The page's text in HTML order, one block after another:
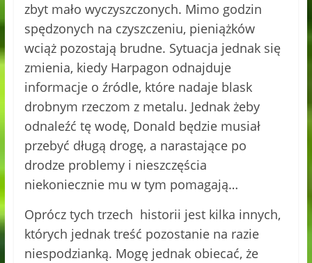
zbyt mało wyczyszczonych. Mimo godzin
spędzonych na czyszczeniu, pieniążków
wciąż pozostają brudne. Sytuacja jednak się
zmienia, kiedy Harpagon odnajduje
informacje o źródle, które nadaje blask
drobnym rzeczom z metalu. Jednak żeby
odnaleźć tę wodę, Donald będzie musiał
przebyć długą drogę, a narastające po
drodze problemy i nieszczęścia
niekoniecznie mu w tym pomagają…
Oprócz tych trzech historii jest kilka innych,
których jednak treść pozostanie na razie
niespodzianką. Mogę jednak obiecać, że